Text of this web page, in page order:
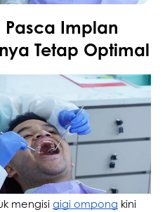
Pasca Implan
Tetap Optimal
mengisi gigi ompong kini